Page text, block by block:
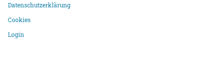
Datenschutzerklärung
Cookies
Login